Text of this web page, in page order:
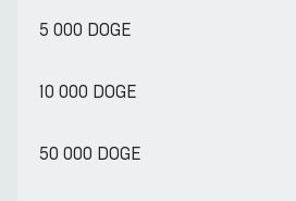
5 000 DOGE
10 000 DOGE
50 000 DOGE